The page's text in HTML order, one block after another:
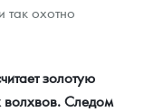
так охотно
золотую
волхвов. Следом